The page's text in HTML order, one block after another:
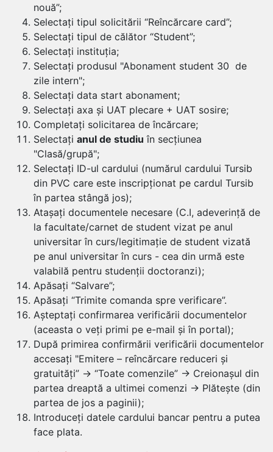
nouă”;
Selectați tipul solicitării “Reîncărcare card”;
Selectați tipul de călător “Student”;
Selectați instituția;
Selectați produsul "Abonament student 30 de
zile intern";
Selectați data start abonament;
Selectați axa și UAT plecare + UAT sosire;
Completați solicitarea de încărcare;
Selectați anul de studiu în secțiunea
"Clasă/grupă";
Selectați ID-ul cardului (numărul cardului Tursib
din PVC care este inscripționat pe cardul Tursib
în partea stângă jos);
Atașați documentele necesare (C.I, adeverință de
la facultate/carnet de student vizat pe anul
universitar în curs/legitimație de student vizată
pe anul universitar în curs - cea din urmă este
valabilă pentru studenții doctoranzi);
Apăsați “Salvare”;
Apăsați “Trimite comanda spre verificare”.
Așteptați confirmarea verificării documentelor
(aceasta o veți primi pe e-mail și în portal);
După primirea confirmării verificării documentelor
accesați "Emitere – reîncărcare reduceri și
gratuități” → “Toate comenzile” → Creionașul din
partea dreaptă a ultimei comenzi → Plătește (din
partea de jos a paginii);
Introduceți datele cardului bancar pentru a putea
face plata.